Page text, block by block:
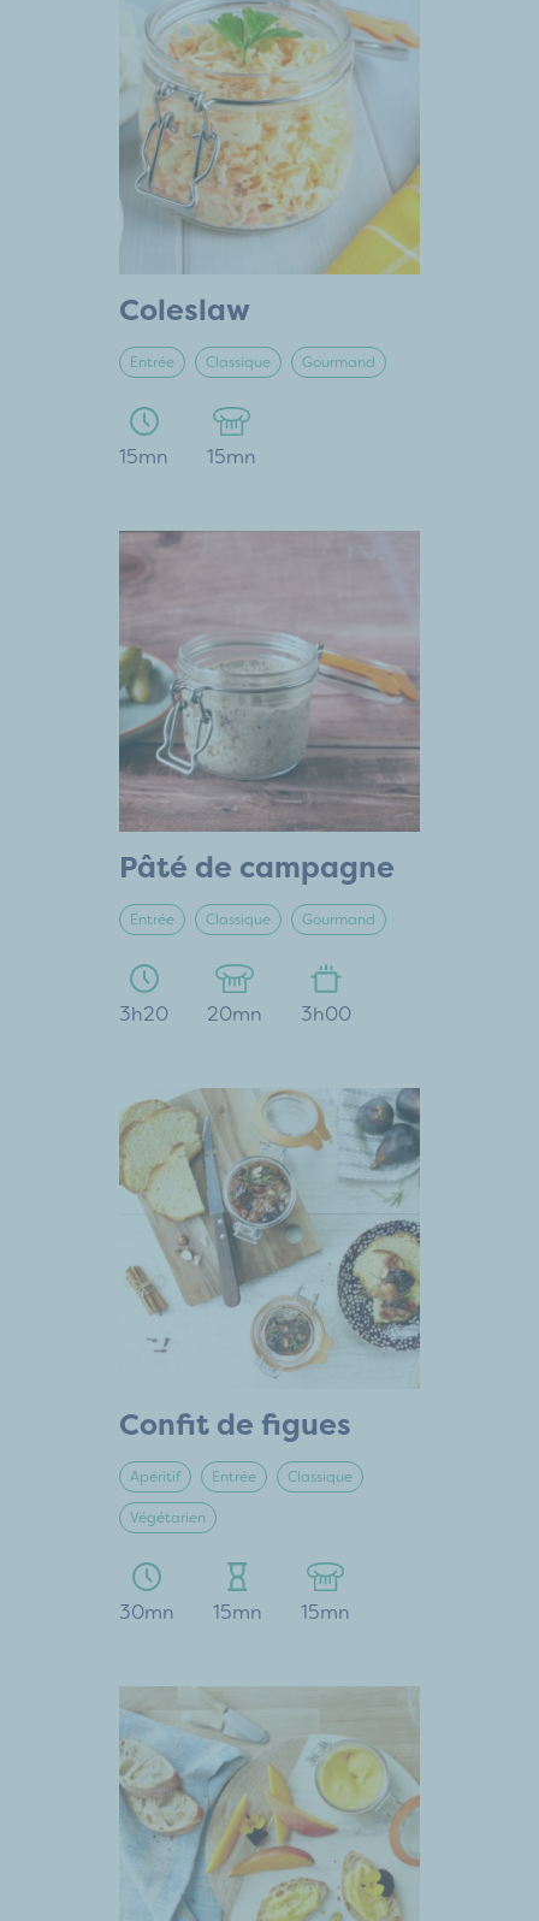
Coleslaw
Entrée Classique Gourmand
15mn 15mn
Pâté de campagne
Entrée Classique Gourmand
3h20 20mn 3h00
Confit de figues
Apéritif Entrée Classique
Végétarien
30mn 15mn 15mn